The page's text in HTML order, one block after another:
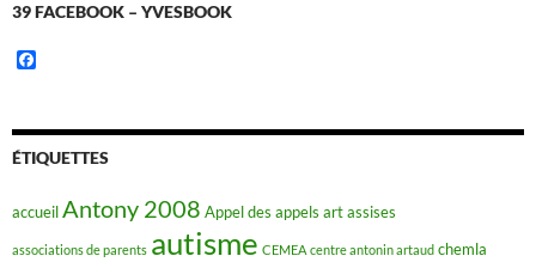
39 FACEBOOK – YVESBOOK
b
o
o
ÉTIQUETTES
accueilAntony 2008 Appel des appels artassises
associations de parents autisme CEMEA centre antonin artaud chemla